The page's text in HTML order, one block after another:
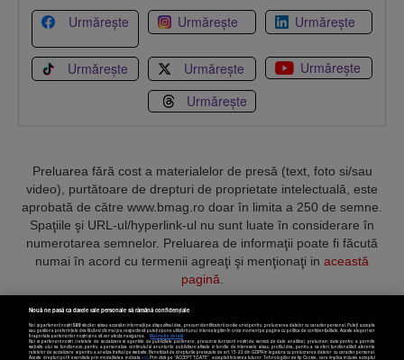
Urmărește Urmărește Urmărește
Urmărește Urmărește
Urmărește
Urmărește
Preluarea fără cost a materialelor de presă (text, foto si/sau
video), purtătoare de drepturi de proprietate intelectuală, este
aprobată de către www.bmag.ro doar în limita a 250 de semne.
Spaţiile şi URL-ul/hyperlink-ul nu sunt luate în considerare în
numerotarea semnelor. Preluarea de informaţii poate fi făcută
numai în acord cu termenii agreaţi şi menţionaţi in această
pagină
Termeni și condiții Confidențialitate Cookies Contact
Nouă ne pasă ca datele tale personale să rămână confidențiale
Noi și partenerii noștri589stocăm și/sau accesăm informații pe dispozitivul dvs., precum identificatorii cookie unici pentru prelucrarea datelor cu caracter personal. Puteți accepta
sau gestiona preferințele dvs. făcând clic mai jos, respectiv vă puteți opune utilizării unui interes legitim în orice moment pe pagina cu politica de confidențialitate. Aceste alegeri vor
fi raportate partenerilor noștri și nu vă vor afecta navigarea.
Mai multe detalii
Noi si partenerii nostri (retelele de socializare si agentiile de publicitate partenere, precum si furnizorii nostri de servicii de date analitice) prelucram date pentru a permite
website-ului sa functioneze, pentru a personaliza continutul si anunturile publicitare afisate in functie de interesele si/sau profilul dvs., pentru a va oferi functionalitati aferente
retelelor de socializare si pentru a analiza traficul pe website. Beneficiati de drepturile prevazute de art. 15-22 din GDPR in legatura cu prelucrarea datelor cu caracter personal.
Aceste drepturi pot fi exercitate prin modalitatea indicataaici. Prin click pe “ACCEPT TOATE”, acceptati folosirea tuturor Tehnologiilor de tip Cookie, care implica inclusiv acceptul